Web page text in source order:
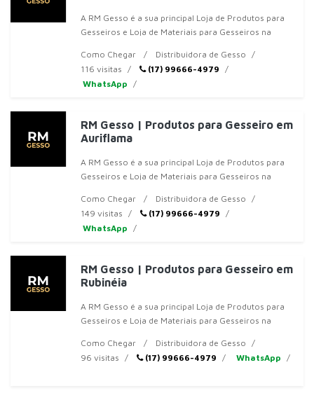
A RM Gesso é a sua principal Loja de Produtos para
Gesseiros e Loja de Materiais para Gesseiros na
oferecer
Como Chegar
Distribuidora de Gesso
116 visitas
(17) 99666-4979
WhatsApp
RM Gesso | Produtos para Gesseiro em
Auriflama
A RM Gesso é a sua principal Loja de Produtos para
Gesseiros e Loja de Materiais para Gesseiros na
oferecer
Como Chegar
Distribuidora de Gesso
149 visitas
(17) 99666-4979
WhatsApp
RM Gesso | Produtos para Gesseiro em
Rubinéia
A RM Gesso é a sua principal Loja de Produtos para
Gesseiros e Loja de Materiais para Gesseiros na
oferecer
Como Chegar
Distribuidora de Gesso
96 visitas
(17) 99666-4979 WhatsApp